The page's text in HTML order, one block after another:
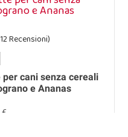
cani senza cereali
e Ananas
Recensioni)
€